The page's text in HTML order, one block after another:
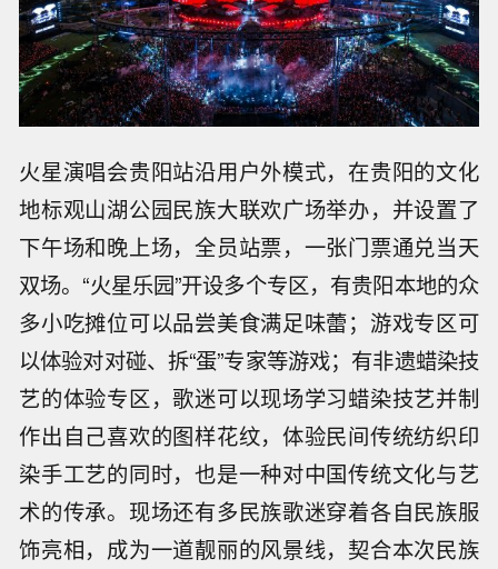
火星演唱会贵阳站沿用户外模式，在贵阳的文化
地标观山湖公园民族大联欢广场举办，并设置了
下午场和晚上场，全员站票，一张门票通兑当天
双场。“火星乐园”开设多个专区，有贵阳本地的众
多小吃摊位可以品尝美食满足味蕾；游戏专区可
以体验对对碰、拆“蛋”专家等游戏；有非遗蜡染技
艺的体验专区，歌迷可以现场学习蜡染技艺并制
作出自己喜欢的图样花纹，体验民间传统纺织印
染手工艺的同时，也是一种对中国传统文化与艺
术的传承。现场还有多民族歌迷穿着各自民族服
饰亮相，成为一道靓丽的风景线，契合本次民族